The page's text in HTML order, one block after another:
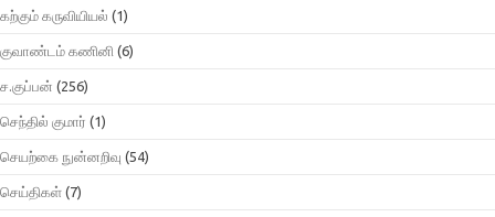
கற்கும் கருவியியல் (1)
குவாண்டம் கணினி (6)
ச.குப்பன் (256)
செந்தில் குமார் (1)
செயற்கை நுன்னறிவு (54)
செய்திகள் (7)